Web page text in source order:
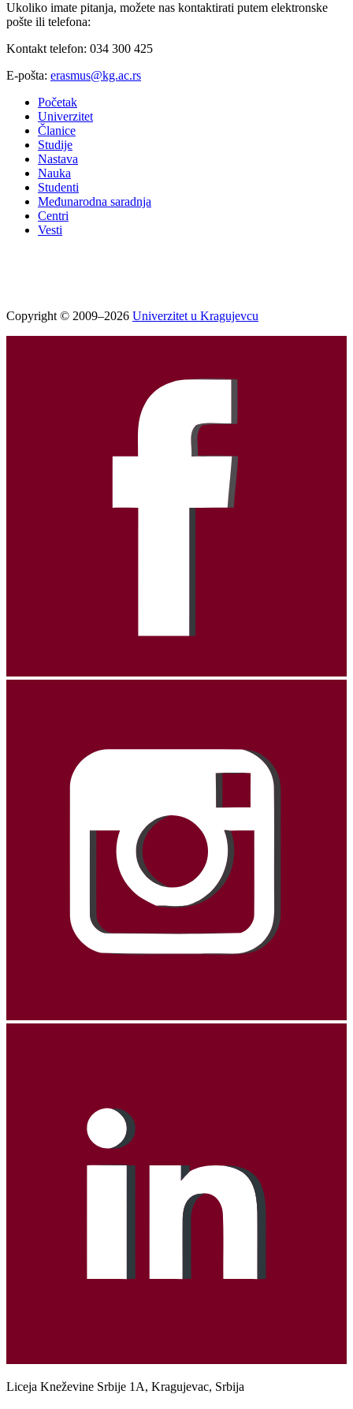
Ukoliko imate pitanja, možete nas kontaktirati putem elektronske
pošte ili telefona:
Kontakt telefon: 034 300 425
E-pošta: erasmus@kg.ac.rs
Početak
Univerzitet
Članice
Studije
Nastava
Nauka
Studenti
Međunarodna saradnja
Centri
Vesti
Copyright © 2009–2026 Univerzitet u Kragujevcu
Liceja Kneževine Srbije 1A, Kragujevac, Srbija